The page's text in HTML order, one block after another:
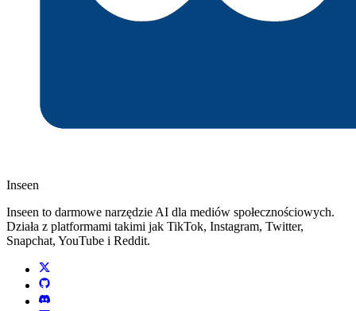
Inseen
Inseen to darmowe narzędzie AI dla mediów społecznościowych.
Działa z platformami takimi jak TikTok, Instagram, Twitter,
Snapchat, YouTube i Reddit.